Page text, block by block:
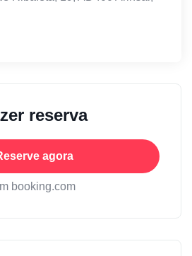
reserva
agora
booking.com